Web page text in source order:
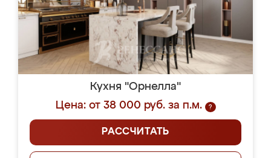
Кухня "Орнелла"
Цена: от 38 000 руб. за п.м.
?
РАССЧИТАТЬ